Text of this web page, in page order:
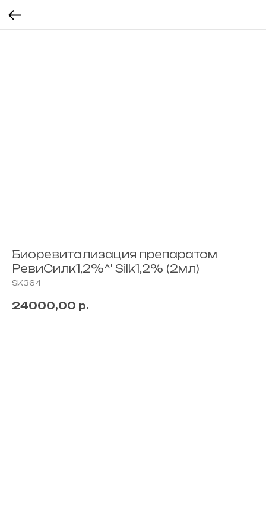
Биоревитализация препаратом
РевиСилк1,2%^' Silk1,2% (2мл)
SK364
24000,00 р.